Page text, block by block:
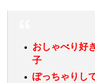
おしゃべり好
子
ぽっちゃりし